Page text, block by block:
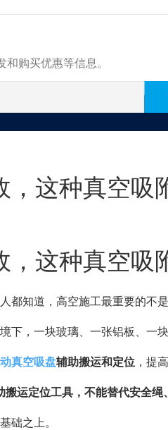
购买优惠等信息。
，这种真空吸
，这种真空吸
都知道，高空施工最重要的不是
下，一块玻璃、一张铝板、一
真空吸盘辅助搬运和定位 ，提
运定位工具，不能替代安全绳
础之上。